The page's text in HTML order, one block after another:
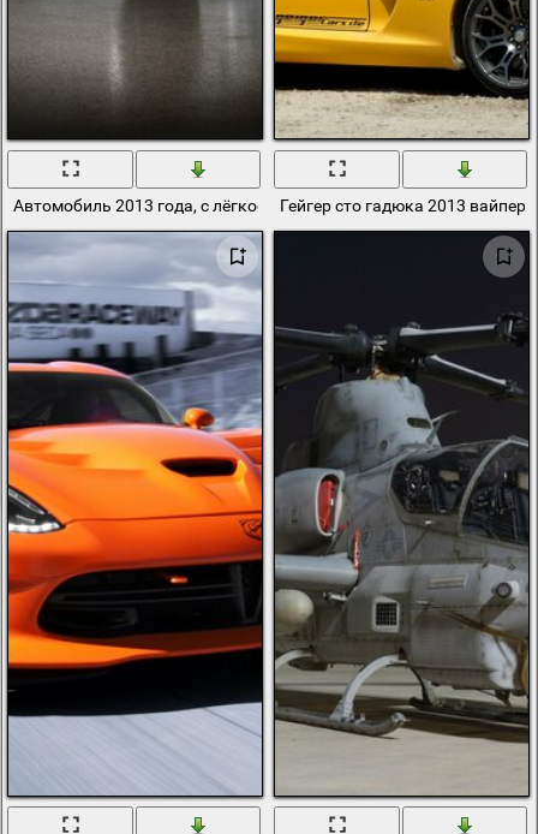
Автомобиль 2013 года, с лёгкостью может увернуться от гадюки
Гейгер сто гадюка 2013 вайпер